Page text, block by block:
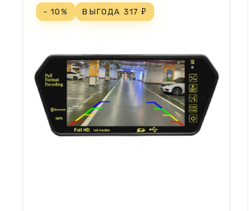
- 10% ВЫГОДА 317 ₽